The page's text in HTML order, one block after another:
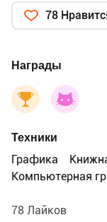
78
Награды
Техники
Графика
Компьютерная
78 Лайков